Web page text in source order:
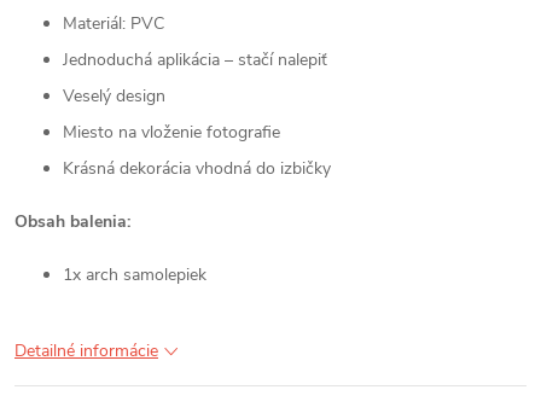
Materiál: PVC
Jednoduchá aplikácia – stačí nalepiť
Veselý design
Miesto na vloženie fotografie
Krásná dekorácia vhodná do izbičky
Obsah balenia:
1x arch samolepiek
Detailné informácie